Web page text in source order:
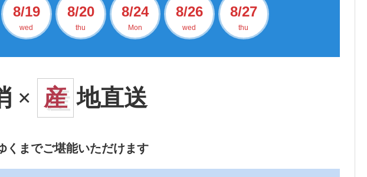
8/19
wed
8/20
thu
8/24
Mon
8/26
wed
8/27
thu
× 産 地直送
くまでご堪能いただけます